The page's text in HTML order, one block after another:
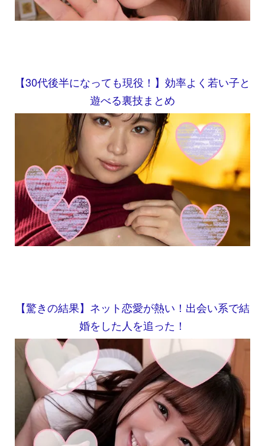
【30代後半になっても現役！】効率よく若い子と
遊べる裏技まとめ
【驚きの結果】ネット恋愛が熱い！出会い系で結
婚をした人を追った！